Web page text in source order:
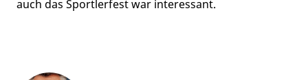
auch das Sportlerfest war interessant.